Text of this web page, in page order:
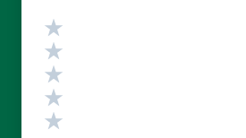
Valutazione